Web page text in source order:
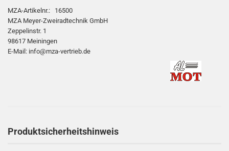
MZA-Artikelnr.: 16500
MZA Meyer-Zweiradtechnik GmbH
Zeppelinstr. 1
98617 Meiningen
E-Mail: info@mza-vertrieb.de
Produktsicherheitshinweis